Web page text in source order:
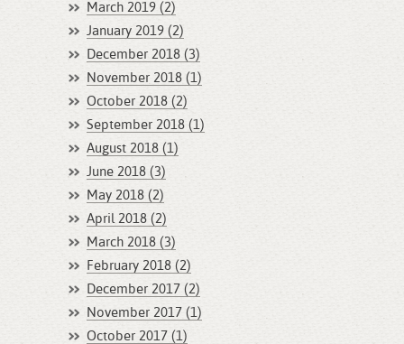
March 2019 (2)
January 2019 (2)
December 2018 (3)
November 2018 (1)
October 2018 (2)
September 2018 (1)
August 2018 (1)
June 2018 (3)
May 2018 (2)
April 2018 (2)
March 2018 (3)
February 2018 (2)
December 2017 (2)
November 2017 (1)
October 2017 (1)